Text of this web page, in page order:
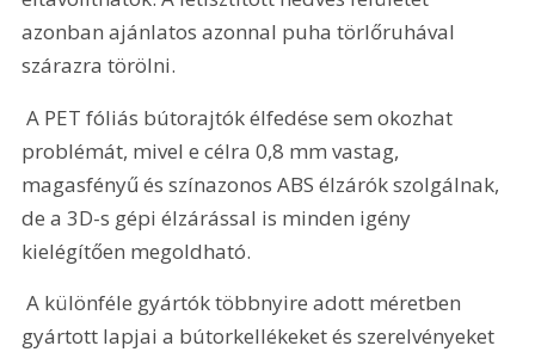
azonban ajánlatos azonnal puha törlőruhával
szárazra törölni.
A PET fóliás bútorajtók élfedése sem okozhat
problémát, mivel e célra 0,8 mm vastag,
magasfényű és színazonos ABS élzárók szolgálnak,
de a 3D-s gépi élzárással is minden igény
kielégítően megoldható.
A különféle gyártók többnyire adott méretben
gyártott lapjai a bútorkellékeket és szerelvényeket